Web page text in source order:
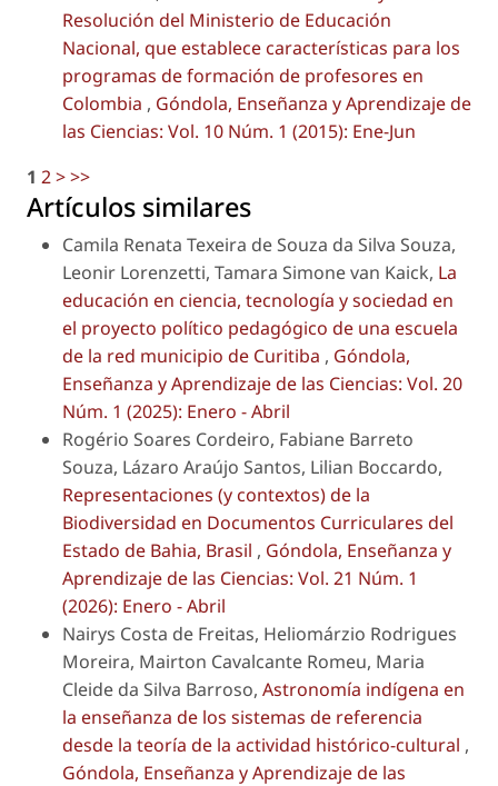
Resolución del Ministerio de Educación
Nacional, que establece características para los
programas de formación de profesores en
Colombia , Góndola, Enseñanza y Aprendizaje de
las Ciencias: Vol. 10 Núm. 1 (2015): Ene-Jun
1 2>>>
Artículos similares
Camila Renata Texeira de Souza da Silva Souza,
Leonir Lorenzetti, Tamara Simone van Kaick, La
educación en ciencia, tecnología y sociedad en
el proyecto político pedagógico de una escuela
de la red municipio de Curitiba , Góndola,
Enseñanza y Aprendizaje de las Ciencias: Vol. 20
Núm. 1 (2025): Enero - Abril
Rogério Soares Cordeiro, Fabiane Barreto
Souza, Lázaro Araújo Santos, Lilian Boccardo,
Representaciones (y contextos) de la
Biodiversidad en Documentos Curriculares del
Estado de Bahia, Brasil , Góndola, Enseñanza y
Aprendizaje de las Ciencias: Vol. 21 Núm. 1
(2026): Enero - Abril
Nairys Costa de Freitas, Heliomárzio Rodrigues
Moreira, Mairton Cavalcante Romeu, Maria
Cleide da Silva Barroso, Astronomía indígena en
la enseñanza de los sistemas de referencia
desde la teoría de la actividad histórico-cultural ,
Góndola, Enseñanza y Aprendizaje de las